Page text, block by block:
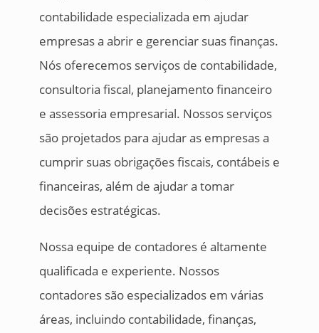
contabilidade especializada em ajudar
empresas a abrir e gerenciar suas finanças.
Nós oferecemos serviços de contabilidade,
consultoria fiscal, planejamento financeiro
e assessoria empresarial. Nossos serviços
são projetados para ajudar as empresas a
cumprir suas obrigações fiscais, contábeis e
financeiras, além de ajudar a tomar
decisões estratégicas.
Nossa equipe de contadores é altamente
qualificada e experiente. Nossos
contadores são especializados em várias
áreas, incluindo contabilidade, finanças,